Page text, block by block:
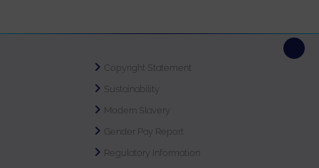
Copyright Statement
Sustainability
Modern Slavery
Gender Pay Report
Regulatory Information